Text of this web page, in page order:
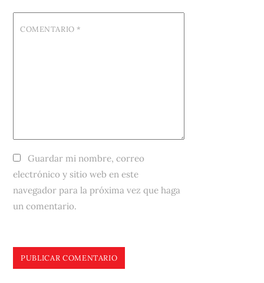
COMENTARIO *
Guardar mi nombre, correo
electrónico y sitio web en este
navegador para la próxima vez que haga
un comentario.